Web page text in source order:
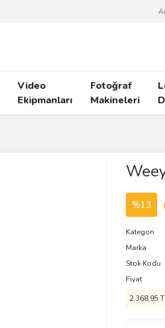
Video
Ekipmanları
Fotoğraf
Makineleri
%13
Kategori
Marka
Stok Kodu
Fiyat
2.368,95